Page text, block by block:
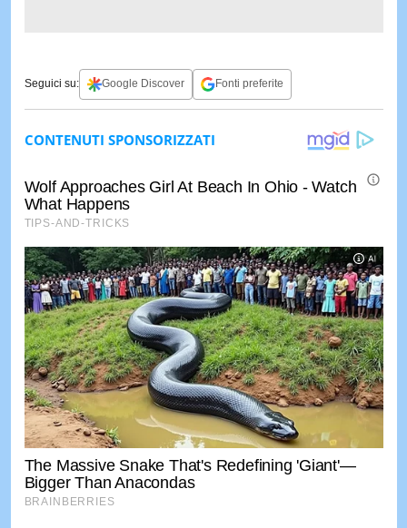
Seguici su: Google Discover Fonti preferite